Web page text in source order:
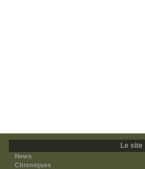
Le site
News
Chroniques